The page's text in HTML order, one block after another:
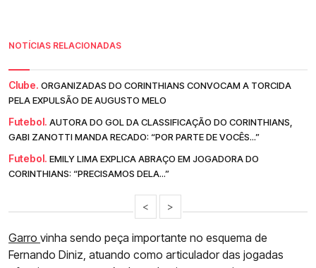
NOTÍCIAS RELACIONADAS
Clube. ORGANIZADAS DO CORINTHIANS CONVOCAM A TORCIDA
PELA EXPULSÃO DE AUGUSTO MELO
Futebol. AUTORA DO GOL DA CLASSIFICAÇÃO DO CORINTHIANS,
GABI ZANOTTI MANDA RECADO: “POR PARTE DE VOCÊS...”
Futebol. EMILY LIMA EXPLICA ABRAÇO EM JOGADORA DO
CORINTHIANS: “PRECISAMOS DELA...”
< >
Garro vinha sendo peça importante no esquema de
Fernando Diniz, atuando como articulador das jogadas